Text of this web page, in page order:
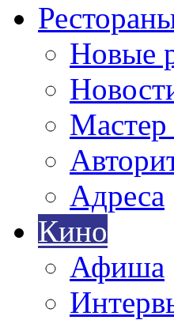
Новые
Мастер
Адреса
Кино
Афиша